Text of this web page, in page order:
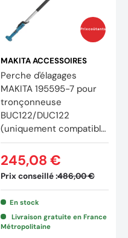
Prix coûtants
MAKITA ACCESSOIRES
Perche d'élagages
MAKITA 195595-7 pour
tronçonneuse
BUC122/DUC122
(uniquement compatible
BL1830)
Prix conseillé :486,00 €
245,08 €
En stock
Livraison gratuite en France
Métropolitaine